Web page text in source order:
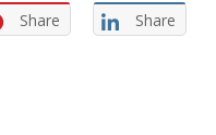
Share Share